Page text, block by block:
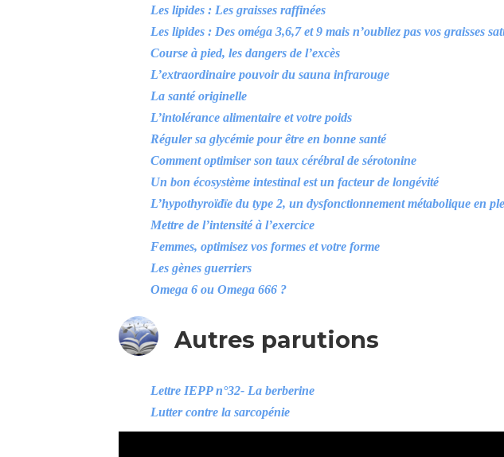
Les lipides : Les graisses raffinées
Les lipides : Des oméga 3,6,7 et 9 mais n’oubliez pas vos graisses
Course à pied, les dangers de l’excès
L’extraordinaire pouvoir du sauna infrarouge
La santé originelle
L’intolérance alimentaire et votre poids
Réguler sa glycémie pour être en bonne santé
Comment optimiser son taux cérébral de sérotonine
Un bon écosystème intestinal est un facteur de longévité
L’hypothyroïdïe du type 2, un dysfonctionnement métabolique en
Mettre de l’intensité à l’exercice
Femmes, optimisez vos formes et votre forme
Les gènes guerriers
Omega 6 ou Omega 666 ?
Autres parutions
Lettre IEPP n°32- La berberine
Lutter contre la sarcopénie